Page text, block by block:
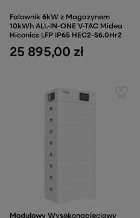
Falownik 6kW z Magazynem
10kWh ALL-IN-ONE V-TAC Midea
Hiconics LFP IP65 HEC2-S6.0Hr2
25 895,00 zł
Modułowy Wysokonapięciowy